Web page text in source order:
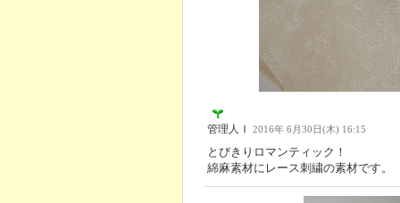
管理人Ｉ 2016年 6月30日(木) 16:15
とびきりロマンティック！
綿麻素材にレース刺繍の素材です。